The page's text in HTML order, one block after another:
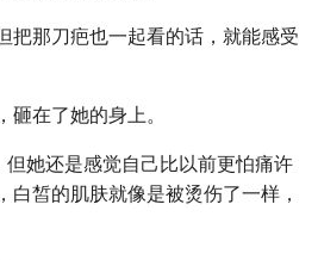
把那刀疤也一起看的话，就能感受
在了她的身上。
但她还是感觉自己比以前更怕痛许
白皙的肌肤就像是被烫伤了一样，